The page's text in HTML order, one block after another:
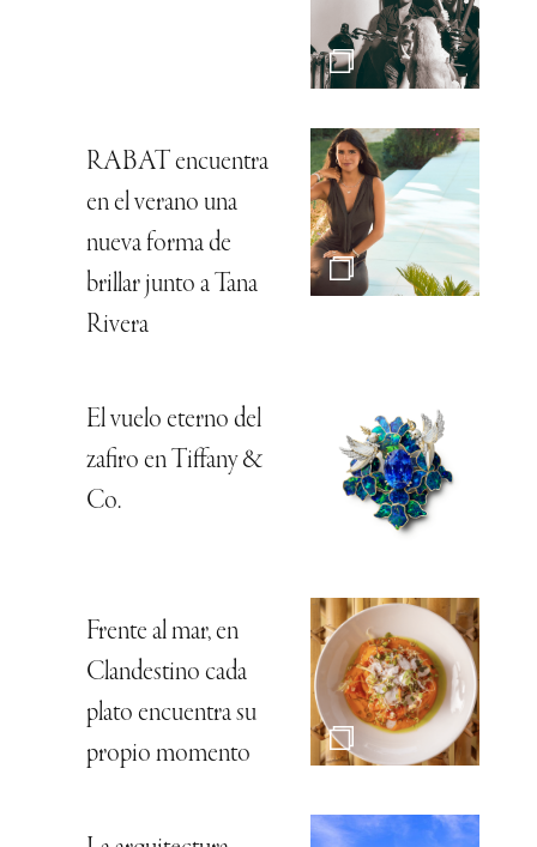
RABAT encuentra
en el verano una
nueva forma de
brillar junto a Tana
Rivera
El vuelo eterno del
zafiro en Tiffany &
Co.
Frente al mar, en
Clandestino cada
plato encuentra su
propio momento